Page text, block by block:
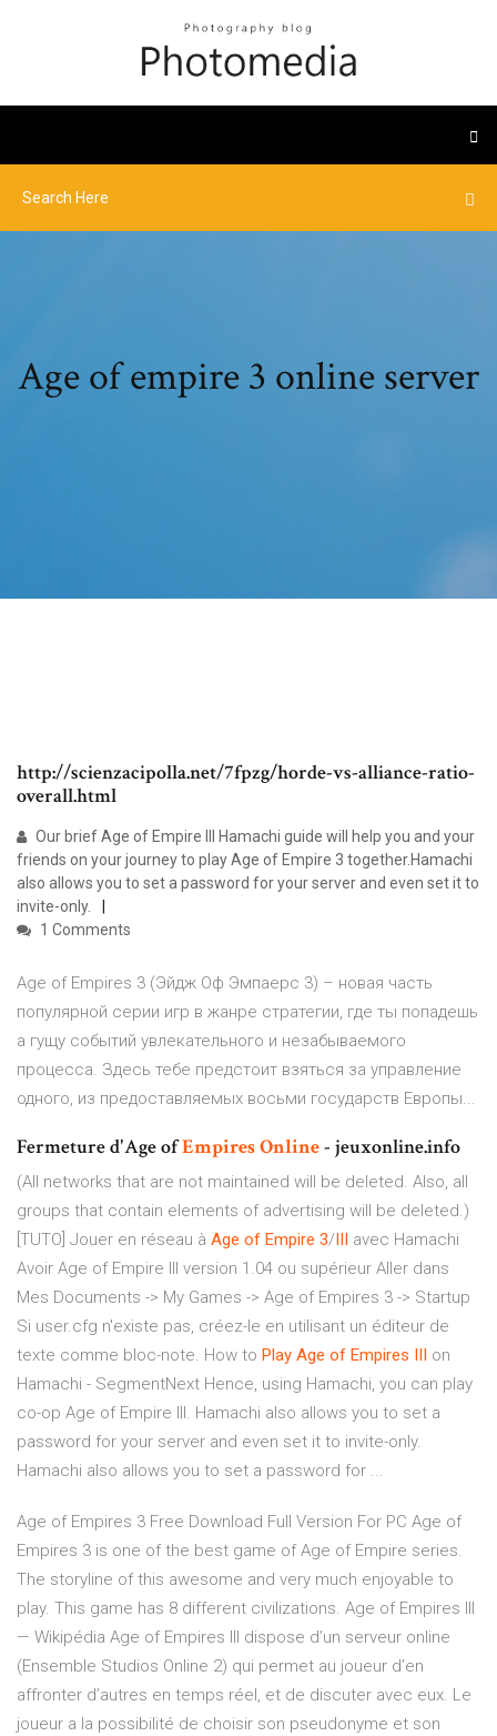
Age of empire 3 online server
http://scienzacipolla.net/7fpzg/horde-vs-alliance-ratio-
overall.html
Our brief Age of Empire III Hamachi guide will help you and your
friends on your journey to play Age of Empire 3 together.Hamachi
also allows you to set a password for your server and even set it to
invite-only.
1 Comments
Age of Empires 3 (Эйдж Оф Эмпаерс 3) – новая часть
популярной серии игр в жанре стратегии, где ты попадешь
а гущу событий увлекательного и незабываемого
процесса. Здесь тебе предстоит взяться за управление
одного, из предоставляемых восьми государств Европы...
Fermeture d'Age ofEmpiresOnline- jeuxonline.info
(All networks that are not maintained will be deleted. Also, all
groups that contain elements of advertising will be deleted.)
[TUTO] Jouer en réseau à Age of Empire 3/
avec Hamachi
Avoir Age of Empire III version 1.04 ou supérieur Aller dans
Mes Documents -> My Games -> Age of Empires 3 -> Startup
Si user.cfg n'existe pas, créez-le en utilisant un éditeur de
texte comme bloc-note. How to Play Age of Empires III
on
Hamachi - SegmentNext Hence, using Hamachi, you can play
co-op Age of Empire III. Hamachi also allows you to set a
password for your server and even set it to invite-only.
Hamachi also allows you to set a password for ...
Age of Empires 3 Free Download Full Version For PC Age of
Empires 3 is one of the best game of Age of Empire series.
The storyline of this awesome and very much enjoyable to
play. This game has 8 different civilizations. Age of Empires III
— Wikipédia Age of Empires III dispose d’un serveur online
(Ensemble Studios Online 2) qui permet au joueur d’en
affronter d’autres en temps réel, et de discuter avec eux. Le
joueur a la possibilité de choisir son pseudonyme et son